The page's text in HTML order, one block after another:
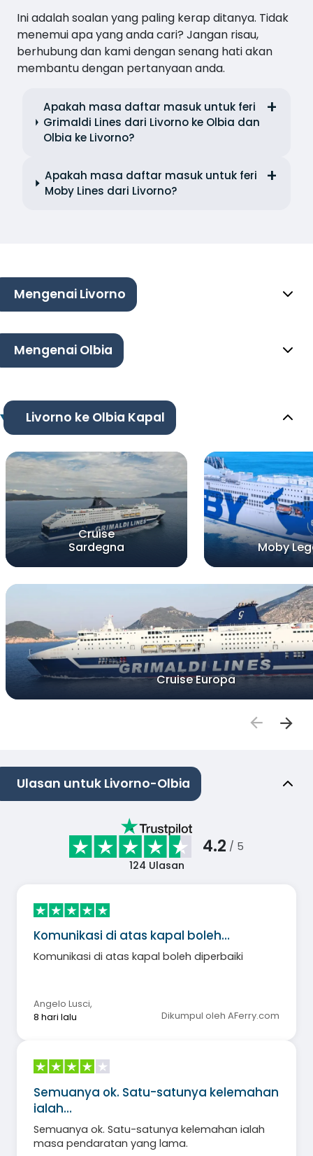
Ini adalah soalan yang paling kerap ditanya. Tidak
menemui apa yang anda cari? Jangan risau,
berhubung dan kami dengan senang hati akan
membantu dengan pertanyaan anda.
Apakah masa daftar masuk untuk feri
Grimaldi Lines dari Livorno ke Olbia dan
Olbia ke Livorno?
Apakah masa daftar masuk untuk feri
Moby Lines dari Livorno?
Mengenai Livorno
Mengenai Olbia
Livorno ke Olbia Kapal
Cruise
Sardegna
Moby
Cruise Europa
Ulasan untuk Livorno-Olbia
4.2 / 5
124 Ulasan
Komunikasi di atas kapal boleh…
Komunikasi di atas kapal boleh diperbaiki
Angelo Lusci,
8 hari lalu
Dikumpul oleh AFerry.com
Semuanya ok. Satu-satunya kelemahan
ialah…
Semuanya ok. Satu-satunya kelemahan ialah
masa pendaratan yang lama.